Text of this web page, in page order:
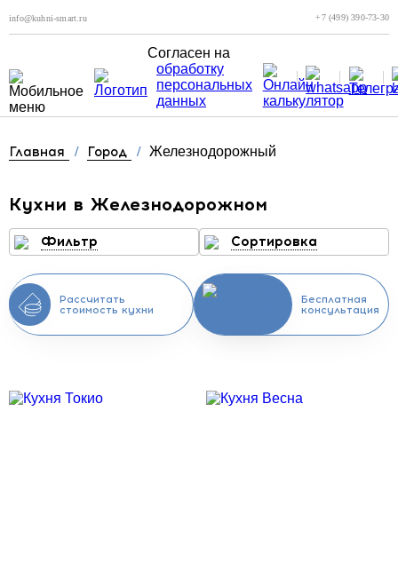
info@kuhni-smart.ru +7 (499) 390-73-30
Согласен на
обработку
персональных
данных
Главная / Город / Железнодорожный
Кухни в Железнодорожном
Фильтр Сортировка
Рассчитать
стоимость кухни
Бесплатная
консультация